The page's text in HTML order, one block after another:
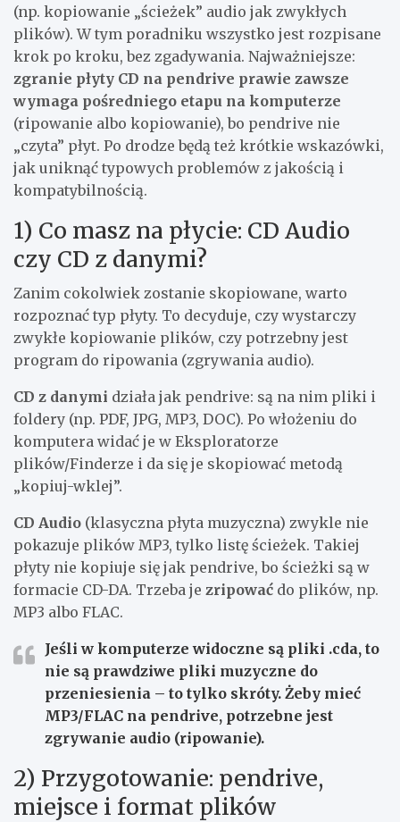
(np. kopiowanie „ścieżek” audio jak zwykłych
plików). W tym poradniku wszystko jest rozpisane
krok po kroku, bez zgadywania. Najważniejsze:
zgranie płyty CD na pendrive prawie zawsze
wymaga pośredniego etapu na komputerze
(ripowanie albo kopiowanie), bo pendrive nie
„czyta” płyt. Po drodze będą też krótkie wskazówki,
jak uniknąć typowych problemów z jakością i
kompatybilnością.
1) Co masz na płycie: CD Audio
czy CD z danymi?
Zanim cokolwiek zostanie skopiowane, warto
rozpoznać typ płyty. To decyduje, czy wystarczy
zwykłe kopiowanie plików, czy potrzebny jest
program do ripowania (zgrywania audio).
CD z danymi działa jak pendrive: są na nim pliki i
foldery (np. PDF, JPG, MP3, DOC). Po włożeniu do
komputera widać je w Eksploratorze
plików/Finderze i da się je skopiować metodą
„kopiuj-wklej”.
CD Audio (klasyczna płyta muzyczna) zwykle nie
pokazuje plików MP3, tylko listę ścieżek. Takiej
płyty nie kopiuje się jak pendrive, bo ścieżki są w
formacie CD-DA. Trzeba je zripować do plików, np.
MP3 albo FLAC.
Jeśli w komputerze widoczne są pliki .cda, to
nie są prawdziwe pliki muzyczne do
przeniesienia – to tylko skróty. Żeby mieć
MP3/FLAC na pendrive, potrzebne jest
zgrywanie audio (ripowanie).
2) Przygotowanie: pendrive,
miejsce i format plików